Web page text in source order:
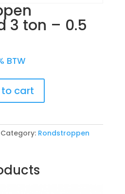
3 ton – 0.5
BTW
cart
Category: Rondstroppen